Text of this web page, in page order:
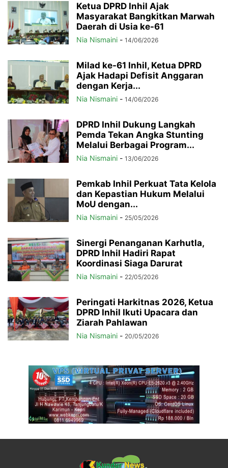
Ketua DPRD Inhil Ajak
Masyarakat Bangkitkan Marwah
Daerah di Usia ke-61
Nia Nismaini - 14/06/2026
Milad ke-61 Inhil, Ketua DPRD
Ajak Hadapi Defisit Anggaran
dengan Kerja...
Nia Nismaini - 14/06/2026
DPRD Inhil Dukung Langkah
Pemda Tekan Angka Stunting
Melalui Berbagai Program...
Nia Nismaini - 13/06/2026
Pemkab Inhil Perkuat Tata Kelola
dan Kepastian Hukum Melalui
MoU dengan...
Nia Nismaini - 25/05/2026
Sinergi Penanganan Karhutla,
DPRD Inhil Hadiri Rapat
Koordinasi Siaga Darurat
Nia Nismaini - 22/05/2026
Peringati Harkitnas 2026, Ketua
DPRD Inhil Ikuti Upacara dan
Ziarah Pahlawan
Nia Nismaini - 20/05/2026